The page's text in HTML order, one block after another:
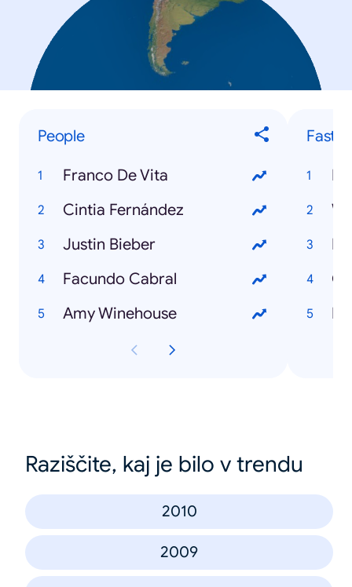
People
Franco De Vita
Cintia Fernández
Justin Bieber
Facundo Cabral
Amy Winehouse
Raziščite, kaj je bilo v trendu
2010
2009